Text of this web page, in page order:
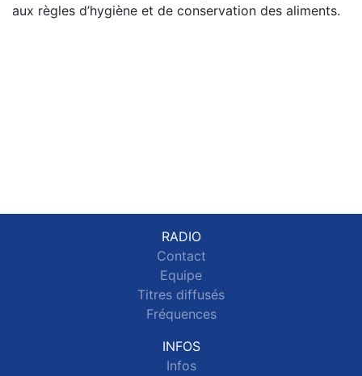
aux règles d’hygiène et de conservation des aliments.
RADIO
Contact
Equipe
Titres diffusés
Fréquences
INFOS
Infos